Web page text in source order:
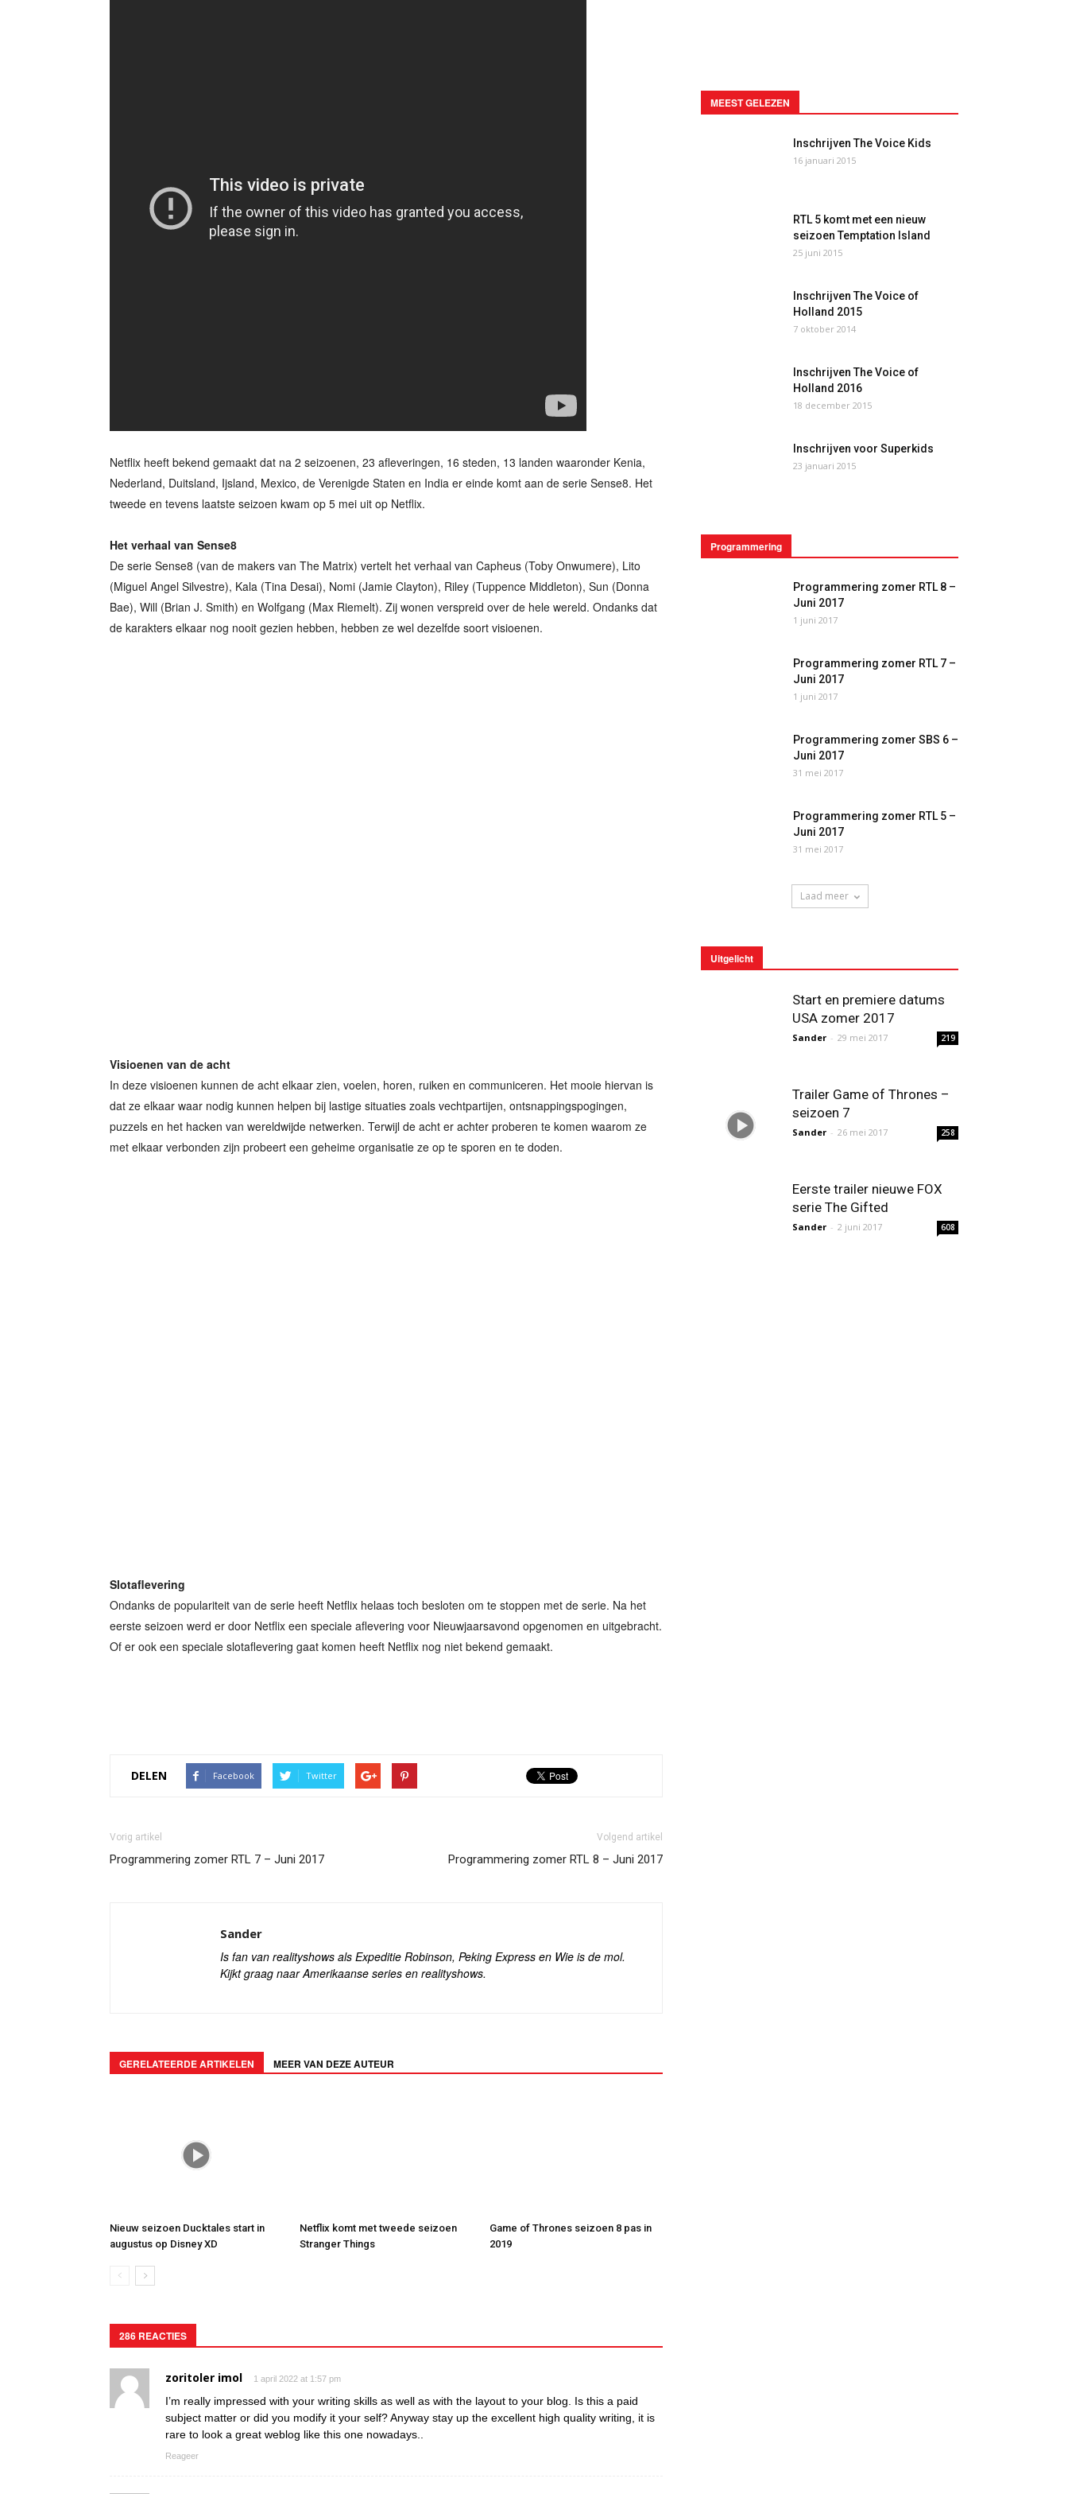
Netflix heeft bekend gemaakt dat na 2 seizoenen, 23 afleveringen, 16 steden, 13 landen waaronder Kenia,
Nederland, Duitsland, Ijsland, Mexico, de Verenigde Staten en India er einde komt aan de serie Sense8. Het
tweede en tevens laatste seizoen kwam op 5 mei uit op Netflix.
Het verhaal van Sense8
De serie Sense8 (van de makers van The Matrix) vertelt het verhaal van Capheus (Toby Onwumere), Lito
(Miguel Angel Silvestre), Kala (Tina Desai), Nomi (Jamie Clayton), Riley (Tuppence Middleton), Sun (Donna
Bae), Will (Brian J. Smith) en Wolfgang (Max Riemelt). Zij wonen verspreid over de hele wereld. Ondanks dat
de karakters elkaar nog nooit gezien hebben, hebben ze wel dezelfde soort visioenen.
Visioenen van de acht
In deze visioenen kunnen de acht elkaar zien, voelen, horen, ruiken en communiceren. Het mooie hiervan is
dat ze elkaar waar nodig kunnen helpen bij lastige situaties zoals vechtpartijen, ontsnappingspogingen,
puzzels en het hacken van wereldwijde netwerken. Terwijl de acht er achter proberen te komen waarom ze
met elkaar verbonden zijn probeert een geheime organisatie ze op te sporen en te doden.
Slotaflevering
Ondanks de populariteit van de serie heeft Netflix helaas toch besloten om te stoppen met de serie. Na het
eerste seizoen werd er door Netflix een speciale aflevering voor Nieuwjaarsavond opgenomen en uitgebracht.
Of er ook een speciale slotaflevering gaat komen heeft Netflix nog niet bekend gemaakt.
DELEN Facebook Twitter
Vorig artikel
Programmering zomer RTL 7 – Juni 2017
Volgend artikel
Programmering zomer RTL 8 – Juni 2017
Sander
Is fan van realityshows als Expeditie Robinson, Peking Express en Wie is de mol.
Kijkt graag naar Amerikaanse series en realityshows.
GERELATEERDE ARTIKELEN MEER VAN DEZE AUTEUR
Nieuw seizoen Ducktales start in
augustus op Disney XD
Netflix komt met tweede seizoen
Stranger Things
Game of Thrones seizoen 8 pas in
2019
286 REACTIES
zoritoler imol 1 april 2022 at 1:57 pm
I’m really impressed with your writing skills as well as with the layout to your blog. Is this a paid
subject matter or did you modify it your self? Anyway stay up the excellent high quality writing, it is
rare to look a great weblog like this one nowadays..
Reageer
MEEST GELEZEN
Inschrijven The Voice Kids
16 januari 2015
RTL 5 komt met een nieuw
seizoen Temptation Island
25 juni 2015
Inschrijven The Voice of
Holland 2015
7 oktober 2014
Inschrijven The Voice of
Holland 2016
18 december 2015
Inschrijven voor Superkids
23 januari 2015
Programmering
Programmering zomer RTL 8 –
Juni 2017
1 juni 2017
Programmering zomer RTL 7 –
Juni 2017
1 juni 2017
Programmering zomer SBS 6 –
Juni 2017
31 mei 2017
Programmering zomer RTL 5 –
Juni 2017
31 mei 2017
Laad meer
Uitgelicht
Start en premiere datums
USA zomer 2017
Sander - 29 mei 2017 219
Trailer Game of Thrones –
seizoen 7
Sander - 26 mei 2017 258
Eerste trailer nieuwe FOX
serie The Gifted
Sander - 2 juni 2017 608